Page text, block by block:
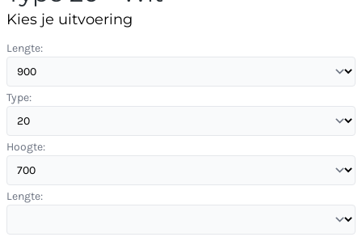
Kies je uitvoering
Lengte:
Type:
Hoogte:
Lengte: